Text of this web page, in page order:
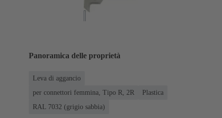
Panoramica delle proprietà
Leva di aggancio
per connettori femmina, Tipo R, 2R
Plastica
RAL 7032 (grigio sabbia)